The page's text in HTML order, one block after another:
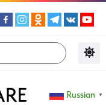
Russian ▼